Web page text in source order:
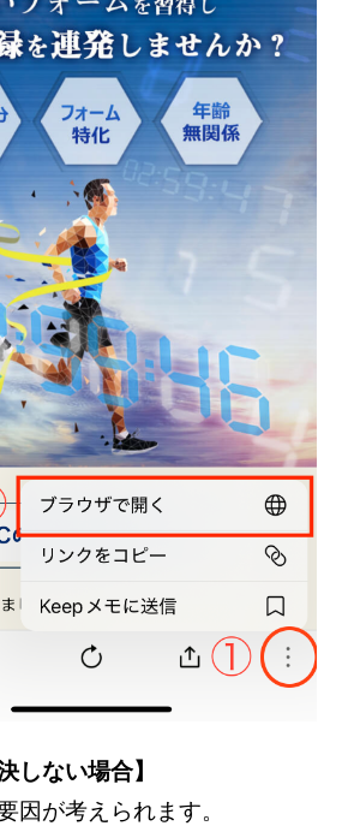
しない場合】
因が考えられます。